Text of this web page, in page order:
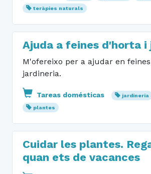
teràpies naturals
Ajuda a feines d'horta i
M'ofereixo per a ajudar en
jardineria.
Tareas domésticas jardineria
plantes
Cuidar les plantes.
quan ets de vacances